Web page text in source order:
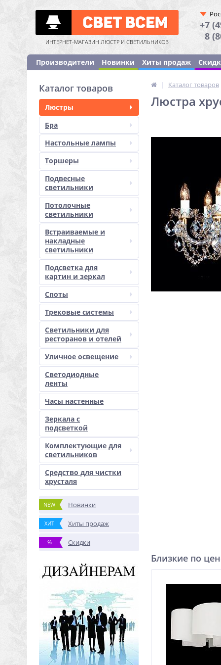
ИНТЕРНЕТ-МАГАЗИН ЛЮСТР И СВЕТИЛЬНИКОВ
+7
8
Производители Новинки Хиты продаж
Каталог товаров
Люстры
Бра
Настольные лампы
Торшеры
Подвесные
светильники
Потолочные
светильники
Встраиваемые и
накладные
светильники
Подсветка для
картин и зеркал
Споты
Трековые системы
Светильники для
ресторанов и отелей
Уличное освещение
Светодиодные
ленты
Часы настенные
Зеркала с
подсветкой
Комплектующие для
светильников
Средство для чистки
хрусталя
NEW Новинки
ХИТ Хиты продаж
% Скидки
| Каталог товаров
Люстра
Близкие по